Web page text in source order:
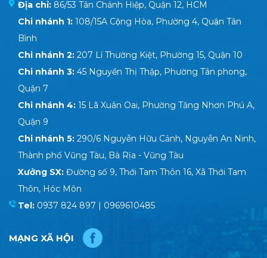
Địa chỉ: 86/53 Tân Chánh Hiệp, Quận 12, HCM
Chi nhánh 1: 108/15A Cộng Hòa, Phường 4, Quận Tân
Bình
Chi nhánh 2: 207 Lí Thường Kiệt, Phường 15, Quận 10
Chi nhánh 3: 45 Nguyền Thị Thập, Phường Tân phong,
Quận 7
Chi nhánh 4: 15 Lã Xuân Oai, Phường Tăng Nhơn Phú A,
Quận 9
Chi nhánh 5: 290/6 Nguyễn Hữu Cảnh, Nguyễn An Ninh,
Thành phố Vũng Tàu, Bà Rịa - Vũng Tàu
Xưởng SX: Đường số 9, Thới Tam Thôn 16, Xã Thới Tam
Thôn, Hóc Môn
Tel: 0937 824 897 | 0969610485
MẠNG XÃ HỘI